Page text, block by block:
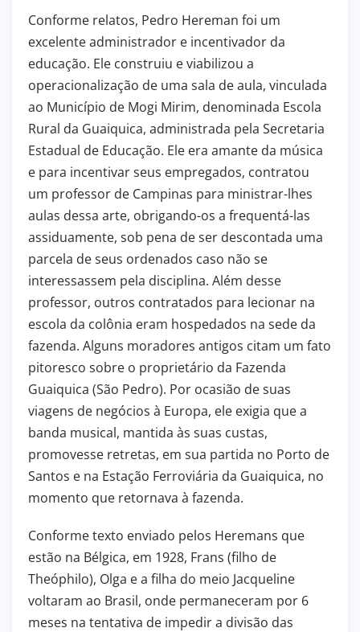
Conforme relatos, Pedro Hereman foi um
excelente administrador e incentivador da
educação. Ele construiu e viabilizou a
operacionalização de uma sala de aula, vinculada
ao Município de Mogi Mirim, denominada Escola
Rural da Guaiquica, administrada pela Secretaria
Estadual de Educação. Ele era amante da música
e para incentivar seus empregados, contratou
um professor de Campinas para ministrar-lhes
aulas dessa arte, obrigando-os a frequentá-las
assiduamente, sob pena de ser descontada uma
parcela de seus ordenados caso não se
interessassem pela disciplina. Além desse
professor, outros contratados para lecionar na
escola da colônia eram hospedados na sede da
fazenda. Alguns moradores antigos citam um fato
pitoresco sobre o proprietário da Fazenda
Guaiquica (São Pedro). Por ocasião de suas
viagens de negócios à Europa, ele exigia que a
banda musical, mantida às suas custas,
promovesse retretas, em sua partida no Porto de
Santos e na Estação Ferroviária da Guaiquica, no
momento que retornava à fazenda.
Conforme texto enviado pelos Heremans que
estão na Bélgica, em 1928, Frans (filho de
Theóphilo), Olga e a filha do meio Jacqueline
voltaram ao Brasil, onde permaneceram por 6
meses na tentativa de impedir a divisão das